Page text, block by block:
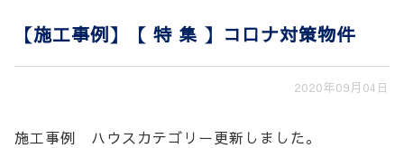
【施工事例】【 特 集 】コロナ対策物件
2020年09月04日
施工事例 ハウスカテゴリー更新しました。